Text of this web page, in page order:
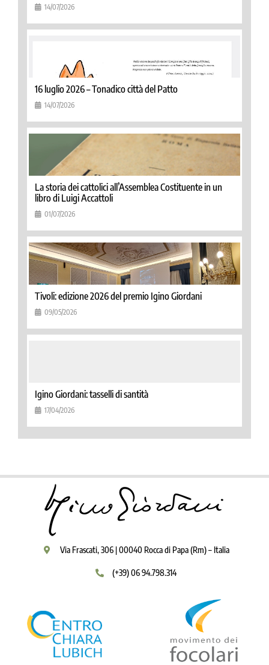
14/07/2026
16 luglio 2026 – Tonadico città del Patto
14/07/2026
La storia dei cattolici all’Assemblea Costituente in un
libro di Luigi Accattoli
01/07/2026
Tivoli: edizione 2026 del premio Igino Giordani
09/05/2026
Igino Giordani: tasselli di santità
17/04/2026
Via Frascati, 306 | 00040 Rocca di Papa (Rm) – Italia
(+39) 06 94.798.314